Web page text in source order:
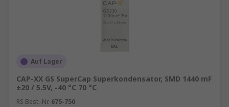
Auf Lager
CAP-XX GS SuperCap Superkondensator, SMD 1440 mF
±20 / 5.5V, -40 °C 70 °C
RS Best.-Nr. 675-750